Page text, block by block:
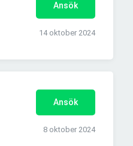
Ansök
14 oktober 2024
Ansök
8 oktober 2024